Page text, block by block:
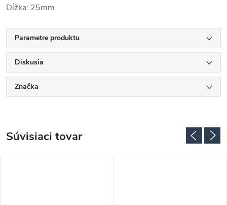
Dĺžka: 25mm
Parametre produktu
Diskusia
Značka
Súvisiaci tovar